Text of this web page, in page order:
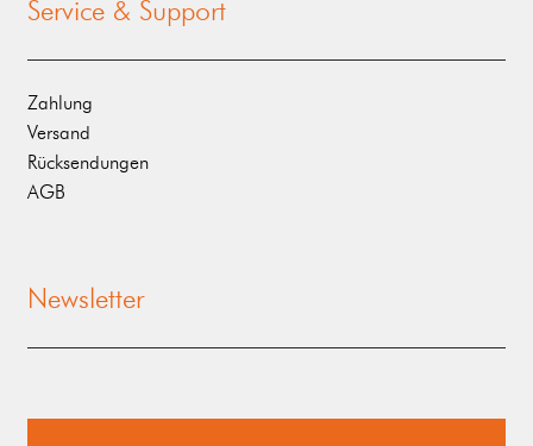
Service & Support
Zahlung
Versand
Rücksendungen
AGB
Newsletter